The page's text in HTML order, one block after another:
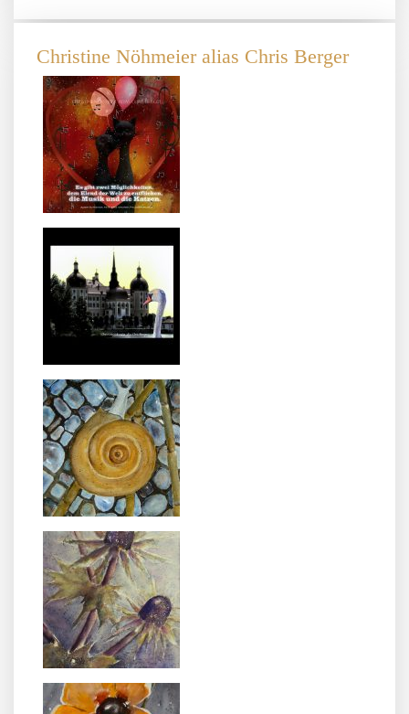
Christine Nöhmeier alias Chris Berger